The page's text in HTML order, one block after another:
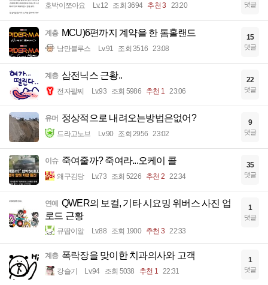
호박이쪼아요 Lv.12 조회 3694 추천 3 23:20 댓글
계층 MCU)6편까지 계약을 한 톰홀랜드
낭만블루스 Lv.91 조회 3516 23:08
15
댓글
계층 삼전닉스 근황..
전자팔찌 Lv.93 조회 5986 추천 1 23:06
22
댓글
유머 정상적으로 내려오는방법은없어?
드라고노브 Lv.90 조회 2956 23:02
9
댓글
이슈 죽여줄까? 죽여라...오케이 콜
왜구김당 Lv.73 조회 5226 추천 2 22:34
35
댓글
연예
QWER의 보컬, 기타 시요밍 위버스 사진 업
로드 근황
큐땁이알 Lv.88 조회 1900 추천 3 22:33
1
댓글
계층 폭락장을 맞이한 치과의사와 고객
강슬기 Lv.94 조회 5038 추천 1 22:31
1
댓글